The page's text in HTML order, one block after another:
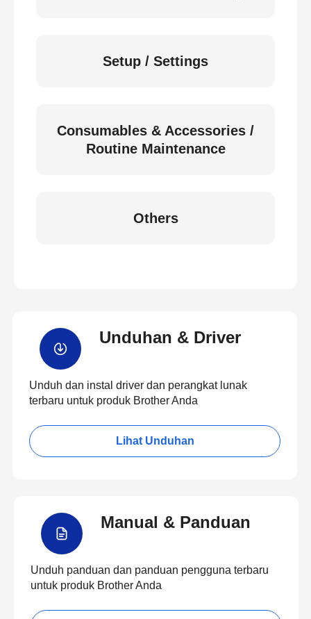
Setup / Settings
Consumables & Accessories /
Routine Maintenance
Others
Unduhan & Driver
Unduh dan instal driver dan perangkat lunak
terbaru untuk produk Brother Anda
Lihat Unduhan
Manual & Panduan
Unduh panduan dan panduan pengguna terbaru
untuk produk Brother Anda